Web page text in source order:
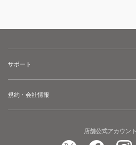
サポート
規約・会社情報
店舗公式アカウント